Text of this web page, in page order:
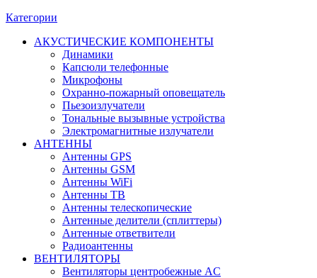
Категории
АКУСТИЧЕСКИЕ КОМПОНЕНТЫ
Динамики
Капсюли телефонные
Микрофоны
Охранно-пожарный оповещатель
Пьезоизлучатели
Тональные вызывные устройства
Электромагнитные излучатели
АНТЕННЫ
Антенны GPS
Антенны GSM
Антенны WiFi
Антенны ТВ
Антенны телескопические
Антенные делители (сплиттеры)
Антенные ответвители
Радиоантенны
ВЕНТИЛЯТОРЫ
Вентиляторы центробежные AC